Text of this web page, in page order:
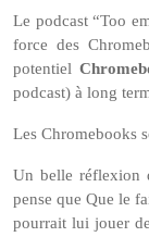
Le podcast “Too
force des
potentiel
podcast) à long
Les Chromebooks
Un belle réflexion
pense que Que le
pourrait lui jouer